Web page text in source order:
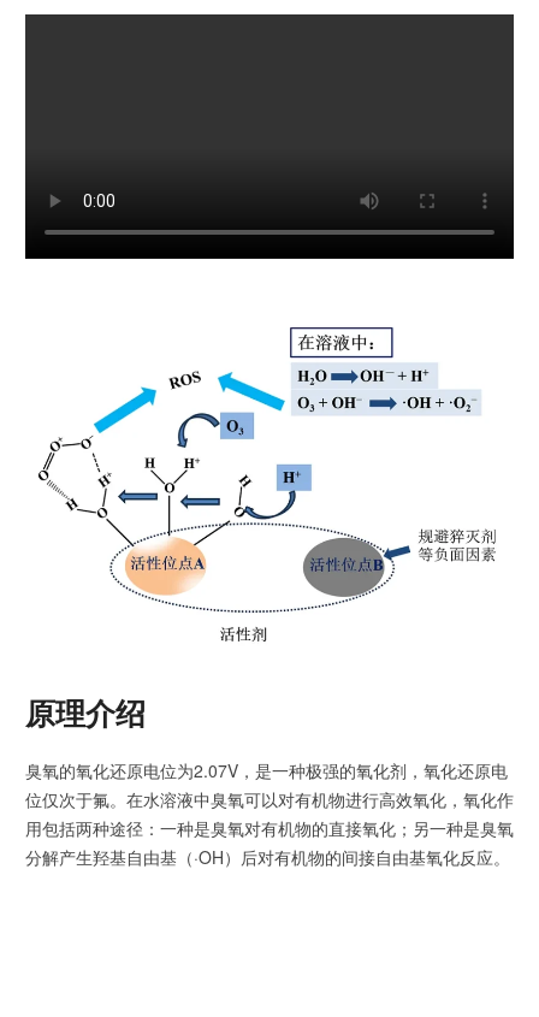
原理介绍
臭氧的氧化还原电位为2.07V，是一种极强的氧化剂，氧化还原电
位仅次于氟。在水溶液中臭氧可以对有机物进行高效氧化，氧化作
用包括两种途径：一种是臭氧对有机物的直接氧化；另一种是臭氧
分解产生羟基自由基（·OH）后对有机物的间接自由基氧化反应。